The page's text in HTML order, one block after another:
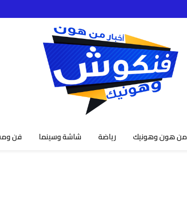
من هون وهونيك رياضة شاشة وسينما فن